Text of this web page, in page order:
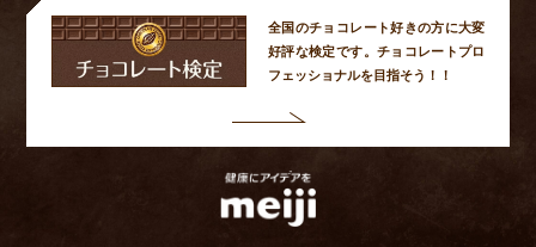
全国のチョコレート好きの方に大変
好評な検定です。 チョコレートプロ
フェッショナルを目指そう！！